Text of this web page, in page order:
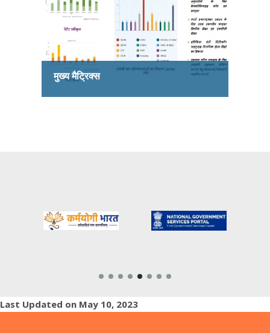
मुख्य मैट्रिक्स
Last Updated on May 10, 2023